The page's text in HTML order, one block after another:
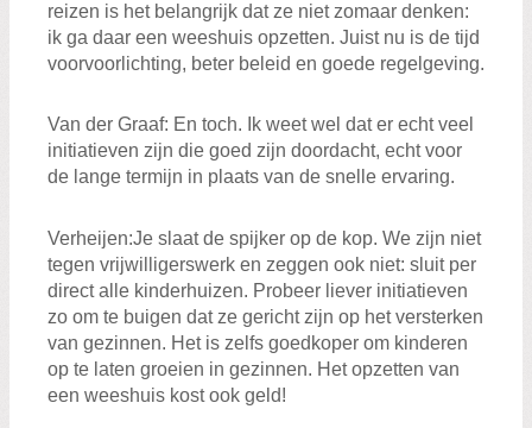
reizen is het belangrijk dat ze niet zomaar denken:
ik ga daar een weeshuis opzetten. Juist nu is de tijd
voorvoorlichting, beter beleid en goede regelgeving.
Van der Graaf: En toch. I k weet wel dat er echtveel
initiatieven zijn die goed zijn doordacht, echt voor
de lange termijn in plaats van de snelle ervaring.
Verheijen:Je slaat de spijker op de kop. We zijn niet
tegen vrijwilligerswerk en zeggen ook niet: sluit per
directalle kinderhuizen. Probeer liever initiatieven
zo om te buigen dat ze gericht zijn op het versterken
van gezinnen. Het is zelfs goedkoper om kinderen
op te laten groeien in gezinnen. Hetopzetten van
een weeshuis kost ook geld!